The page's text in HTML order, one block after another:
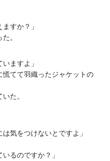
すか？」
。
ますよ」
慌てて羽織ったジャケットの
た。
気をつけないとですよ」
るのですか？」